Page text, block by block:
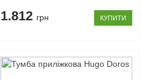
1.812 грн КУПИТИ